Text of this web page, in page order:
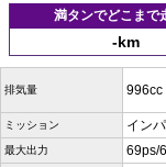
満タンでどこまで
-km
排気量 996cc
ミッション イン
最大出力 69ps/